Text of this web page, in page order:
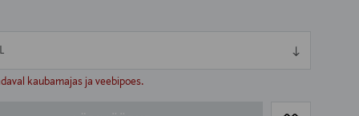
kaubamajas ja veebipoes.